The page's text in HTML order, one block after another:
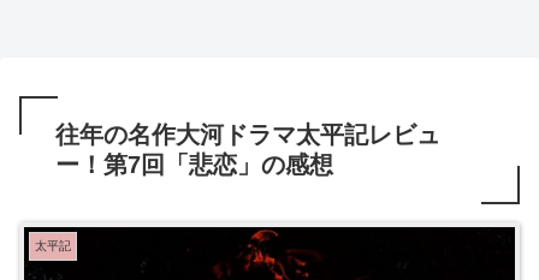
往年の名作大河ドラマ太平記レビュ
ー！第7回「悲恋」の感想
太平記